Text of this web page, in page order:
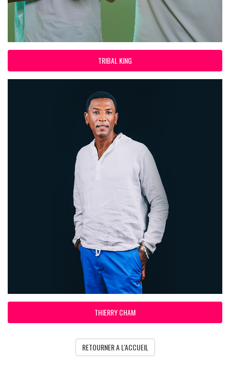
TRIBAL KING
THIERRY CHAM
RETOURNER A L'ACCUEIL